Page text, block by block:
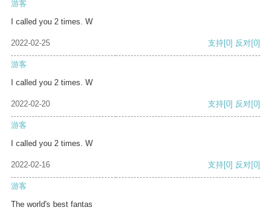
游客
I called you 2 times. W
2022-02-25 支持[0] 反对[0]
游客
I called you 2 times. W
2022-02-20 支持[0] 反对[0]
游客
I called you 2 times. W
2022-02-16 支持[0] 反对[0]
游客
The world's best fantas